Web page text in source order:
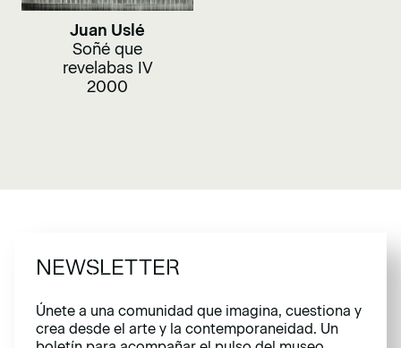
Juan Uslé
Soñé que
revelabas IV
2000
NEWSLETTER
Únete a una comunidad que imagina, cuestiona y
crea desde el arte y la contemporaneidad. Un